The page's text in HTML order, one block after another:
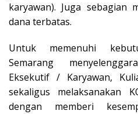
karyawan). Juga sebagian
dana terbatas.
Untuk memenuhi
Semarang
Eksekutif / Karyawan,
sekaligus melaksanakan
dengan memberi